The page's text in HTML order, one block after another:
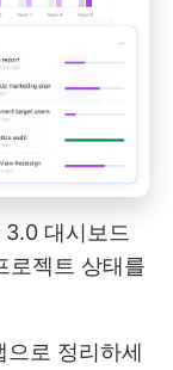
대시보드
로젝트 상태를
으로 정리하세